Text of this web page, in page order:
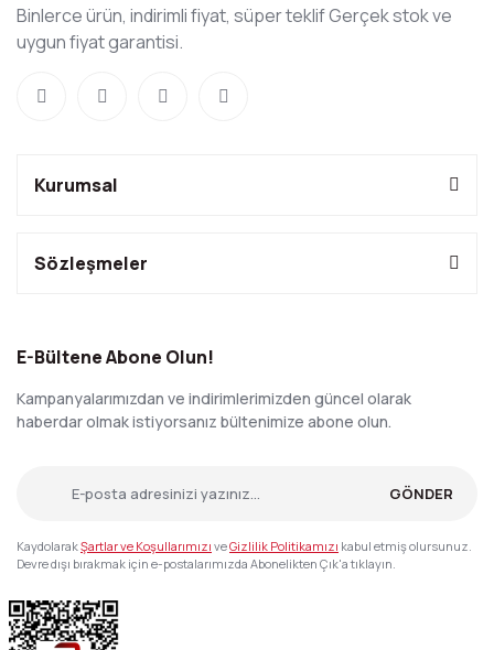
Binlerce ürün, indirimli fiyat, süper teklif Gerçek stok ve
uygun fiyat garantisi.
Kurumsal
Sözleşmeler
E-Bültene Abone Olun!
Kampanyalarımızdan ve indirimlerimizden güncel olarak
haberdar olmak istiyorsanız bültenimize abone olun.
GÖNDER
KaydolarakŞartlar ve Koşullarımızı veGizlilik Politikamızı kabul etmiş olursunuz.
Devre dışı bırakmak için e-postalarımızda Abonelikten Çık'a tıklayın.